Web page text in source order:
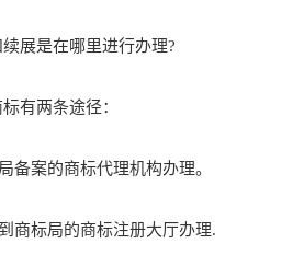
是在哪里进行办理?
两条途径：
案的商标代理机构办理。
标局的商标注册大厅办理.